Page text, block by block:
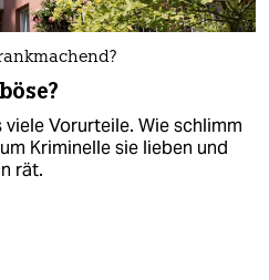
Vorurteile. Wie schlimm
Kriminelle sie lieben und
rät.